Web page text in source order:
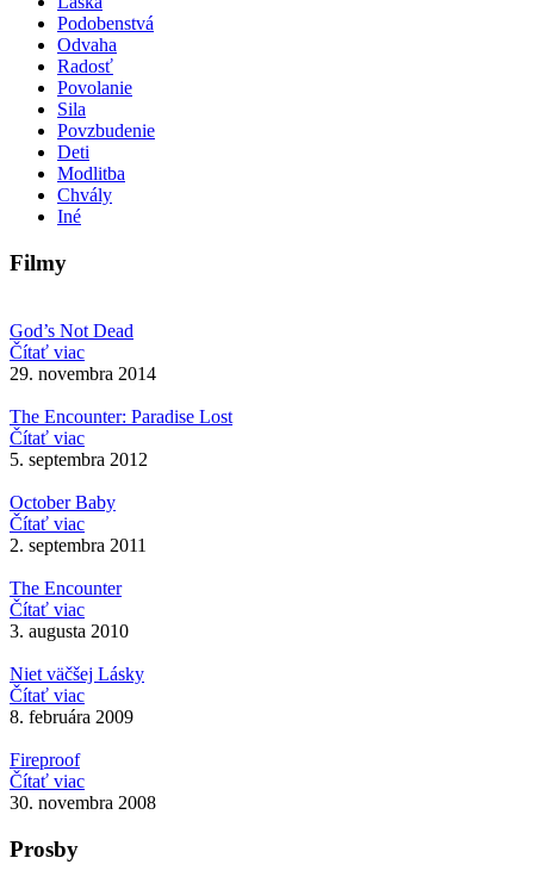
Podobenstvá
Odvaha
Radosť
Povolanie
Sila
Povzbudenie
Deti
Modlitba
Chvály
Iné
Filmy
God’s Not Dead
Čítať viac
29. novembra 2014
The Encounter: Paradise Lost
Čítať viac
5. septembra 2012
October Baby
Čítať viac
2. septembra 2011
The Encounter
Čítať viac
3. augusta 2010
Niet väčšej Lásky
Čítať viac
8. februára 2009
Fireproof
Čítať viac
30. novembra 2008
Prosby